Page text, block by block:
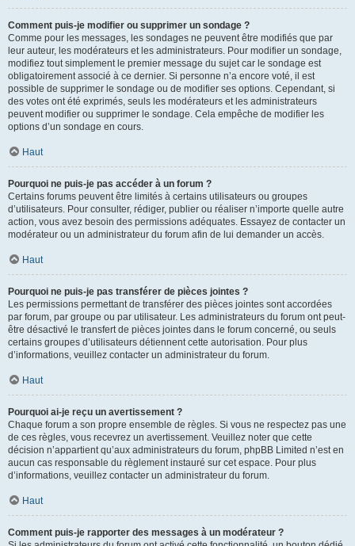
Comment puis-je modifier ou supprimer un sondage ?
Comme pour les messages, les sondages ne peuvent être modifiés que par
leur auteur, les modérateurs et les administrateurs. Pour modifier un sondage,
modifiez tout simplement le premier message du sujet car le sondage est
obligatoirement associé à ce dernier. Si personne n’a encore voté, il est
possible de supprimer le sondage ou de modifier ses options. Cependant, si
des votes ont été exprimés, seuls les modérateurs et les administrateurs
peuvent modifier ou supprimer le sondage. Cela empêche de modifier les
options d’un sondage en cours.
Haut
Pourquoi ne puis-je pas accéder à un forum ?
Certains forums peuvent être limités à certains utilisateurs ou groupes
d’utilisateurs. Pour consulter, rédiger, publier ou réaliser n’importe quelle autre
action, vous avez besoin des permissions adéquates. Essayez de contacter un
modérateur ou un administrateur du forum afin de lui demander un accès.
Haut
Pourquoi ne puis-je pas transférer de pièces jointes ?
Les permissions permettant de transférer des pièces jointes sont accordées
par forum, par groupe ou par utilisateur. Les administrateurs du forum ont peut-
être désactivé le transfert de pièces jointes dans le forum concerné, ou seuls
certains groupes d’utilisateurs détiennent cette autorisation. Pour plus
d’informations, veuillez contacter un administrateur du forum.
Haut
Pourquoi ai-je reçu un avertissement ?
Chaque forum a son propre ensemble de règles. Si vous ne respectez pas une
de ces règles, vous recevrez un avertissement. Veuillez noter que cette
décision n’appartient qu’aux administrateurs du forum, phpBB Limited n’est en
aucun cas responsable du règlement instauré sur cet espace. Pour plus
d’informations, veuillez contacter un administrateur du forum.
Haut
Comment puis-je rapporter des messages à un modérateur ?